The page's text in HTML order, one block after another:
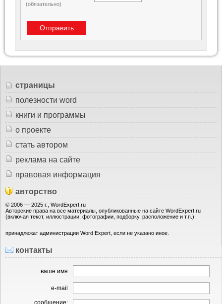
(обязательно)
страницы
полезности word
книги и программы
о проекте
стать автором
реклама на сайте
правовая информация
авторство
© 2006 — 2025 г., WordExpert.ru
Авторские права на все материалы, опубликованные на сайте WordExpert.ru
(включая текст, иллюстрации, фотографии, подборку, расположение и т.п.),
принадлежат администрации Word Expert, если не указано иное.
контакты
ваше имя
e-mail
сообщение: